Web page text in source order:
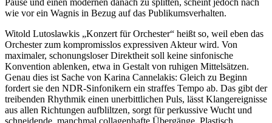
wie vor ein Wagnis in Bezug auf das Publikumsverhalten.
Witold Lutoslawkis „Konzert für Orchester“ heißt so, weil eben das
Orchester zum kompromisslos expressiven Akteur wird. Von
maximaler, schonungsloser Direktheit soll keine sinfonische
Konvention ablenken, etwa in Gestalt von ruhigen Mittelsätzen.
Genau dies ist Sache von Karina Cannelakis: Gleich zu Beginn
fordert sie den NDR-Sinfonikern ein straffes Tempo ab. Das gibt der
treibenden Rhythmik einen unerbittlichen Puls, lässt Klangereignisse
aus allen Richtungen aufbliltzen, sorgt für perkussive Wucht und
schneidende, manchmal collagenhafte Übergänge. Plastisch